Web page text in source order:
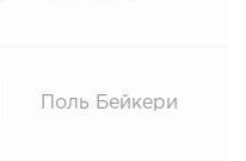
Поль Бейкери